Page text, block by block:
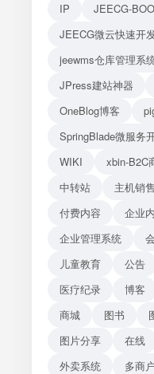
IP
JEECG-
JEECG微云快速开
jeewms仓库管理系
JPress建站神器
OneBlog博客
SpringBlade微服务
WIKI
xbin-B2C
中转站
主机销售
付费内容
企业
企业管理系统
儿童教育
公告
医疗纪录
博客
商城
图书
图片分享
在线
外卖系统
多商